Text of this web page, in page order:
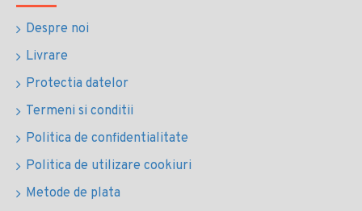
Despre noi
Livrare
Protectia datelor
Termeni si conditii
Politica de confidentialitate
Politica de utilizare cookiuri
Metode de plata